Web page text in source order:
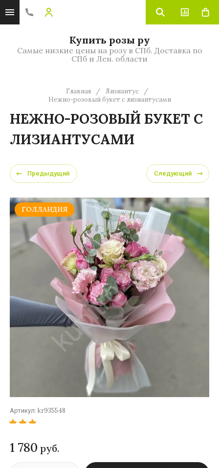
Купить розы ру
Самые низкие цены на розу в СПб. Доставка по
СПб и Лен. области
Главная / Лизиантус
/
Нежно-розовый букет с лизиантусами
НЕЖНО-РОЗОВЫЙ БУКЕТ С
ЛИЗИАНТУСАМИ
Предыдущий Следующий
ГОЛЛАНДИЯ
Артикул: kr935548
1 780 руб.